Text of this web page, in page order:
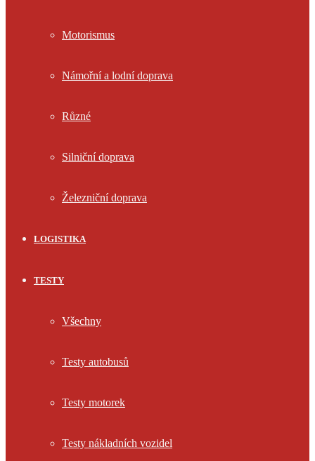
Motorismus
Námořní a lodní doprava
Různé
Silniční doprava
Železniční doprava
LOGISTIKA
TESTY
Všechny
Testy autobusů
Testy motorek
Testy nákladních vozidel